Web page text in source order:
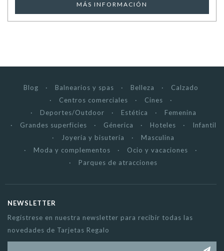
MÁS INFORMACIÓN
Blog Balnearios y spas Belleza
Calzado
Centros comerciales
Cines
Deportes/Outdoor
Estética
Femenina
Grandes superficies
Génerica Hoteles
Infantil
Joyería y bisutería
Masculina
Moda y complementos
Ocio y vacaciones
Parques de atracciones
NEWSLETTER
Regístrese en nuestra newsletter para recibir todas las
novedades de Tarjetas Regalo